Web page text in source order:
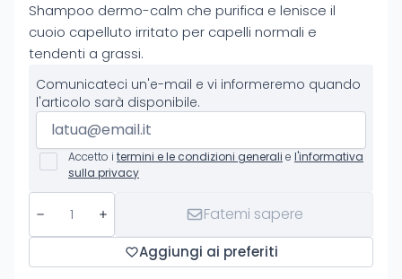
Shampoo dermo-calm che purifica e lenisce il
cuoio capelluto irritato per capelli normali e
tendenti a grassi.
Comunicateci un'e-mail e vi informeremo quando
l'articolo sarà disponibile.
Accetto i termini e le condizioni generali e l'informativa
sulla privacy
Fatemi sapere
Aggiungi ai preferiti